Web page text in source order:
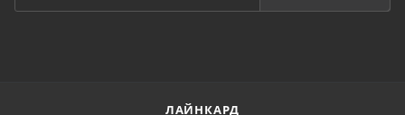
ЛАЙНКАРД